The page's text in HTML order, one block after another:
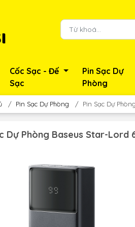
Cốc Sạc - Đế
Sạc
Pin Sạc Dự
Phòng
/ Pin Sạc Dự Phòng / Pin Sạc Dự
Dự Phòng Baseus Star-Lord